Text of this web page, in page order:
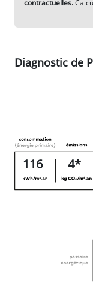
contractuelles.
Diagnostic de
116 4*